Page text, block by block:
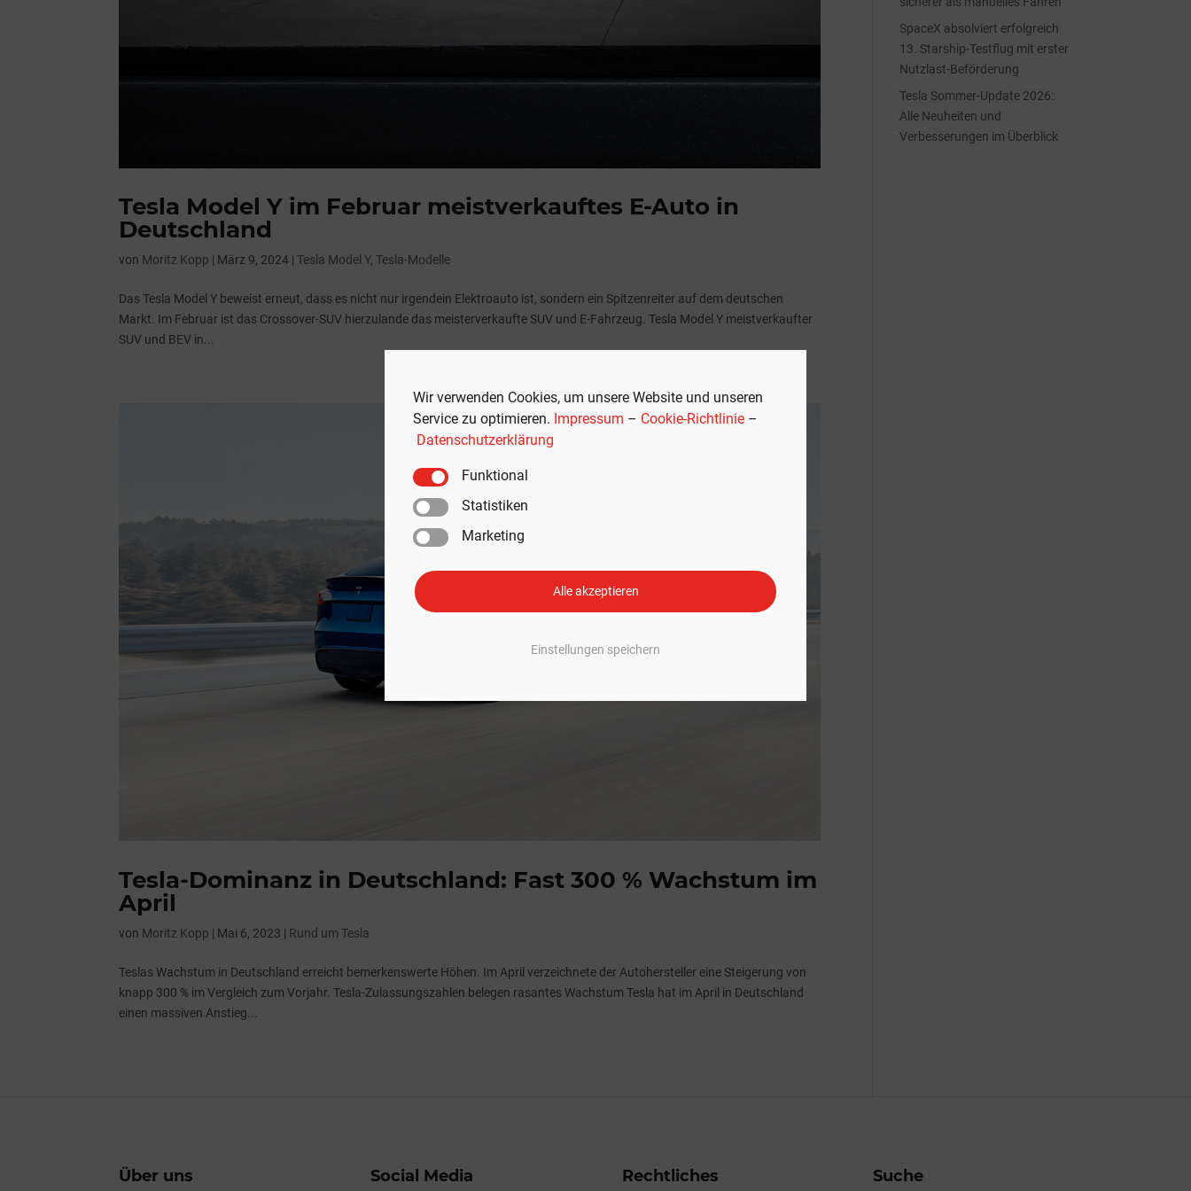
Wir verwenden Cookies, um unsere Website und unseren
Service zu optimieren. Impressum – Cookie-Richtlinie –
Datenschutzerklärung
Funktional
Statistiken
Marketing
Alle akzeptieren
Einstellungen speichern
Tesla Model Y im Februar meistverkauftes E-Auto in
Deutschland
von Moritz Kopp | März 9, 2024 |Tesla Model Y,Tesla-Modelle
Das Tesla Model Y beweist erneut, dass es nicht nur irgendein Elektroauto ist, sondern ein Spitzenreiter auf dem deutschen
Markt. Im Februar ist das Crossover-SUV hierzulande das meisterverkaufte SUV und E-Fahrzeug. Tesla Model Y meistverkaufter
SUV und BEV in...
Tesla-Dominanz in Deutschland: Fast 300 % Wachstum im
April
von Moritz Kopp | Mai 6, 2023 | Rund um Tesla
Teslas Wachstum in Deutschland erreicht bemerkenswerte Höhen. Im April verzeichnete der Autohersteller eine Steigerung von
knapp 300 % im Vergleich zum Vorjahr. Tesla-Zulassungszahlen belegen rasantes Wachstum Tesla hat im April in Deutschland
einen massiven Anstieg...
SpaceX absolviert erfolgreich
13. Starship-Testflug mit erster
Nutzlast-Beförderung
Tesla Sommer-Update 2026:
Alle Neuheiten und
Verbesserungen im Überblick
Über uns Social Media Rechtliches Suche